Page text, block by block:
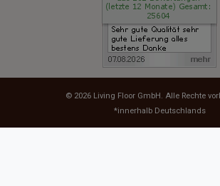
© 2026 Living Floor GmbH . Alle Rechte
*innerhalb Deutschlands